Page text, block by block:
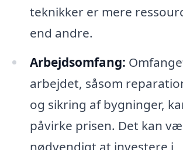
teknikker er mere
end andre.
Arbejdsomfang:
arbejdet, såsom
og sikring af bygninger,
påvirke prisen. Det kan
nødvendigt at investere i